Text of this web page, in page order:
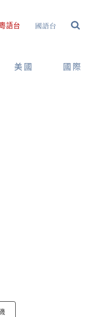
語台 國語台
美國 國際